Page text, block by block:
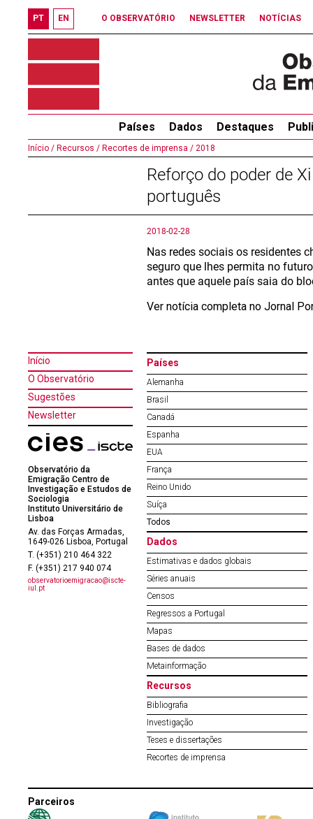
PT EN O OBSERVATÓRIO NEWSLETTER NOTÍCIAS
Países Dados Destaques
Início / Recursos / Recortes de imprensa / 2018
Reforço do poder de
português
2018-02-28
Nas redes sociais os residentes
seguro que lhes permita no
antes que aquele país saia do
Ver notícia completa no Jornal
Início
O Observatório
Sugestões
Newsletter
Observatório da
Emigração Centro de
Investigação e Estudos de
Sociologia
Instituto Universitário de
Lisboa
Av. das Forças Armadas,
1649-026 Lisboa, Portugal
T. (+351) 210 464 322
F. (+351) 217 940 074
observatorioemigracao@iscte-
iul.pt
Países
Alemanha
Brasil
Canadá
Espanha
EUA
França
Reino Unido
Suíça
Todos
Dados
Estimativas e dados globais
Séries anuais
Censos
Regressos a Portugal
Mapas
Bases de dados
Metainformação
Recursos
Bibliografia
Investigação
Teses e dissertações
Recortes de imprensa
Parceiros